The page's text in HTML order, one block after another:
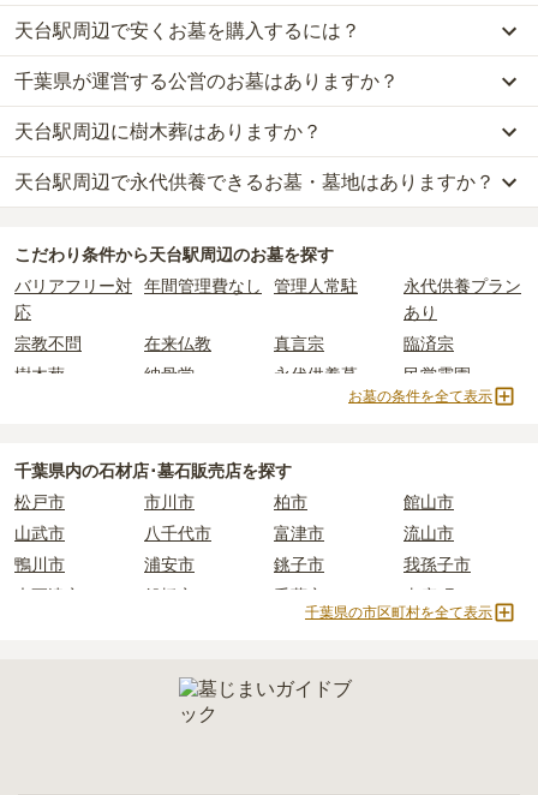
天台駅周辺での購入費用の目安は、一般墓が約220万円、樹木葬が
約72万円、納骨堂が約135万円、永代供養墓が約56万円です。
一般墓を建てる場合は、「永代使用料（土地代）」と「墓石代」の
2つが主な費用となります。
天台駅周辺の一般墓の永代使用料の平均は
千葉
材によって変わります。
使用料のみかかります。
なお、お墓によっては以下の費用が別途かかる場合があります。
・
：お墓を新しく建てた際に行う儀式のための費
用。僧侶に渡すお布施がかかります。
・納骨式の費用
：お墓に遺骨を納める儀式のための費用。僧侶に渡
正確な費用は、区画や石材の選び方によって大きく変わるため、見
積もりを取るまで確定しません。
現地見学では、担当者に「提示金額以外にかかる費用はないか」を
必ず確認することをおすすめします。
現地への見学が難しい場合は、資料請求でも各霊園の詳しい料金案
天台駅周辺で安くお墓を購入するには？
天台駅周辺で一番安価なお墓は、みつわ台霊園 殿台の杜
永代供養
墓で、15万円からお求めいただけます。
一般的に最も費用を抑えられるのは、他の方のご遺骨と一緒に埋葬
する「合祀墓（ごうしぼ）」と呼ばれるタイプです。個別のお墓に
比べて省スペースで管理の手間がかからないため、費用が安く設定
価格の目安は、1名あたり5万円〜30万円程度です。
天台駅周辺で安価なお墓を探したい場合は、価格の安い順で並び替
えてお墓を探すのがおすすめです。
千葉県が運営する公営のお墓はありますか？
天台駅周辺には、公営の霊園の掲載がありません。
一方で、千葉県内には、県または市区町村が運営する公営の霊園が
25件あります。
れているケースがほとんどです。
主な条件として、遺骨がすでにある、該当の市区町村に一定年数以
上住んでいるなどが挙げられます。
条件を満たさない場合は、申し込み自体ができないことも多いた
め、事前の確認が重要です。
契約条件の詳細は、各霊園のページをご確認いただくか、資料請求
天台駅周辺に樹木葬はありますか？
天台駅周辺には、2件の樹木葬があります。
詳しくは、天台駅周辺の樹木葬の一覧をご覧ください。
天台駅周辺で永代供養できるお墓・墓地はありますか？
詳しくは、天台駅周辺の永代供養の一覧をご覧ください。
こだわり条件から天台駅周辺のお墓を探す
バリアフリー対
応
年間管理費なし 管理人常駐
永代供養プラン
あり
宗教不問
在来仏教 真言宗
臨済宗
樹木葬
納骨堂 永代供養墓
民営霊園
お墓の条件を全て表示
千葉県内の石材店･墓石販売店を探す
松戸市
市川市 柏市
館山市
山武市
八千代市 富津市
流山市
鴨川市
浦安市 銚子市
我孫子市
木更津市
船橋市 千葉市
東庄町
いすみ市 君津市
習志野市
千葉県の市区町村を全て表示